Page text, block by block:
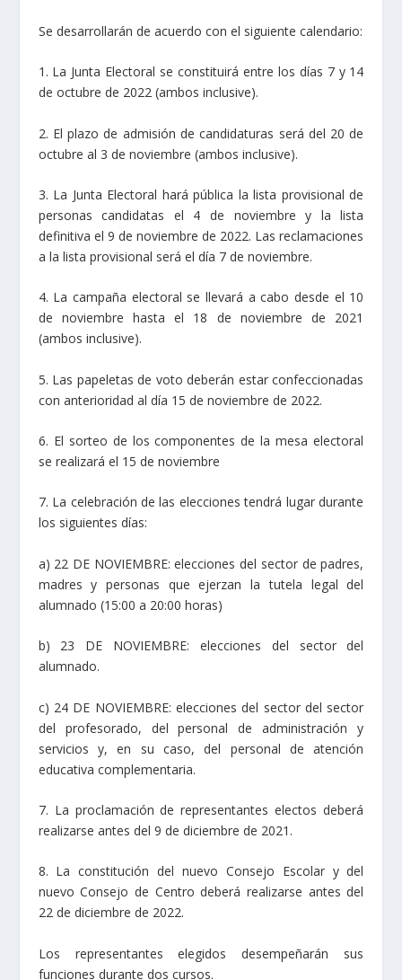
Se desarrollarán de acuerdo con el siguiente calendario:
1. La Junta Electoral se constituirá entre los días 7 y 14
de octubre de 2022 (ambos inclusive).
2. El plazo de admisión de candidaturas será del 20 de
octubre al 3 de noviembre (ambos inclusive).
3. La Junta Electoral hará pública la lista provisional de
personas candidatas el 4 de noviembre y la lista
definitiva el 9 de noviembre de 2022. Las reclamaciones
a la lista provisional será el día 7 de noviembre.
4. La campaña electoral se llevará a cabo desde el 10
de noviembre hasta el 18 de noviembre de 2021
(ambos inclusive).
5. Las papeletas de voto deberán estar confeccionadas
con anterioridad al día 15 de noviembre de 2022.
6. El sorteo de los componentes de la mesa electoral
se realizará el 15 de noviembre
7. La celebración de las elecciones tendrá lugar durante
los siguientes días:
a) 22 DE NOVIEMBRE: elecciones del sector de padres,
madres y personas que ejerzan la tutela legal del
alumnado (15:00 a 20:00 horas)
b) 23 DE NOVIEMBRE: elecciones del sector del
alumnado.
c) 24 DE NOVIEMBRE: elecciones del sector del sector
del profesorado, del personal de administración y
servicios y, en su caso, del personal de atención
educativa complementaria.
7. La proclamación de representantes electos deberá
realizarse antes del 9 de diciembre de 2021.
8. La constitución del nuevo Consejo Escolar y del
nuevo Consejo de Centro deberá realizarse antes del
22 de diciembre de 2022.
Los representantes elegidos desempeñarán sus
funciones durante dos cursos.